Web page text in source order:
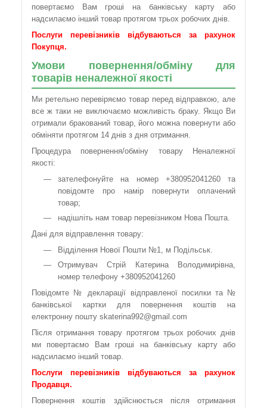
повертаємо Вам гроші на банківську карту або
надсилаємо інший товар протягом трьох робочих днів.
Послуги перевізників відбуваються за рахунок
Покупця.
Умови повернення/обміну для
товарів неналежної якості
Ми ретельно перевіряємо товар перед відправкою, але
все ж таки не виключаємо можливість браку. Якщо Ви
отримали бракований товар, його можна повернути або
обміняти протягом 14 днів з дня отримання.
Процедура повернення/обміну товару Неналежної
якості:
зателефонуйте на номер +380952041260 та
повідомте про намір повернути оплачений
товар;
надішліть нам товар перевізником Нова Пошта.
Дані для відправлення товару:
Відділення Нової Пошти №1, м Подільськ.
Отримувач Стрій Катерина Володимирівна,
номер телефону +380952041260
Повідомте № декларації відправленої посилки та №
банківської картки для повернення коштів на
електронну пошту skaterina992@gmail.com
Після отримання товару протягом трьох робочих днів
ми повертаємо Вам гроші на банківську карту або
надсилаємо інший товар.
Послуги перевізників відбуваються за рахунок
Продавця.
Повернення коштів здійснюється після отримання